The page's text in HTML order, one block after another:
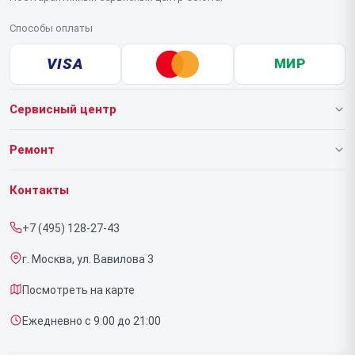
Способы оплаты
VISA МИР
Сервисный центр
О нашем сервисе
Срочный ремонт
Доставка и способы оплаты
Диагностика
Контакты
Ремонт
Ноутбуков
Контакты
+7 (495) 128-27-43
г. Москва, ул. Вавилова 3
Посмотреть на карте
Ежедневно с 9:00 до 21:00